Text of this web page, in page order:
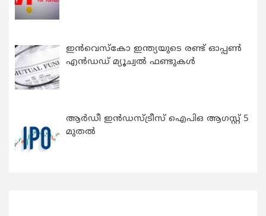
ഇന്‍വെസ്കോ ഇന്ത്യയുടെ രണ്ട് ഓപ്പണ്‍
എന്‍ഡഡ് മ്യൂച്വല്‍ ഫണ്ടുകള്‍
ആർഡീ ഇൻഡസ്ട്രീസ് ഐപിഒ ആഗസ്റ്റ് 5
മുതൽ